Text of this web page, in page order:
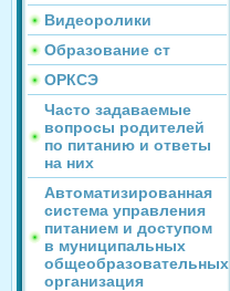
Видеоролики
Образование ст
ОРКСЭ
Часто задаваемые
вопросы родителей
по питанию и ответы
на них
Автоматизированная
система управления
питанием и доступом
в муниципальных
общеобразовательных
организация